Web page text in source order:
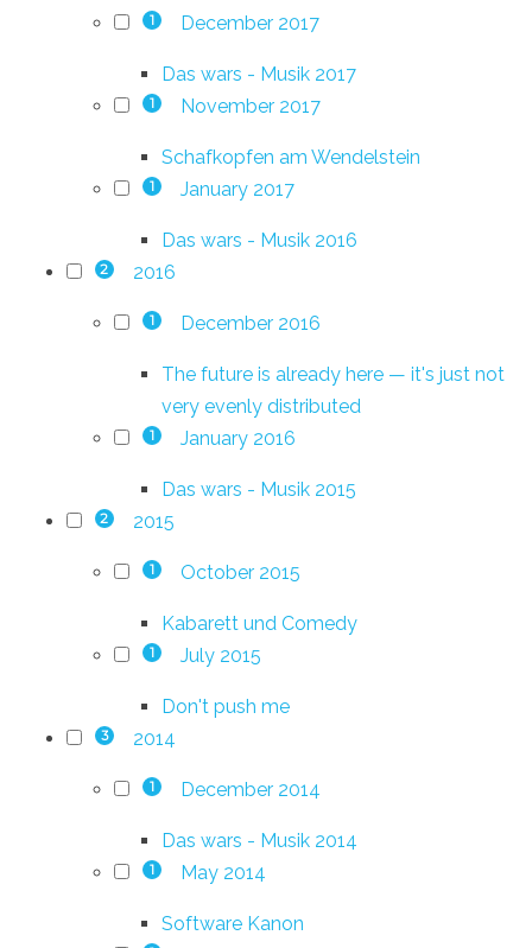
1 December 2017
Das wars - Musik 2017
1 November 2017
Schafkopfen am Wendelstein
1 January 2017
Das wars - Musik 2016
2 2016
1 December 2016
The future is already here — it's just not
very evenly distributed
1 January 2016
Das wars - Musik 2015
2 2015
1 October 2015
Kabarett und Comedy
1 July 2015
Don't push me
3 2014
1 December 2014
Das wars - Musik 2014
1 May 2014
Software Kanon